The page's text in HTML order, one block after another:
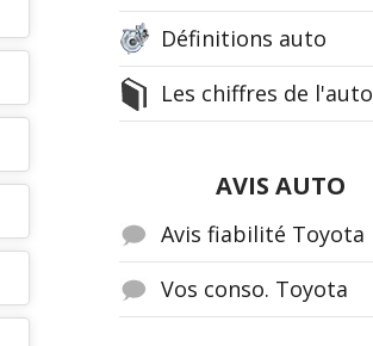
Définitions auto
Les chiffres de l'auto
AVIS AUTO
Avis fiabilité Toyota
Vos conso. Toyota